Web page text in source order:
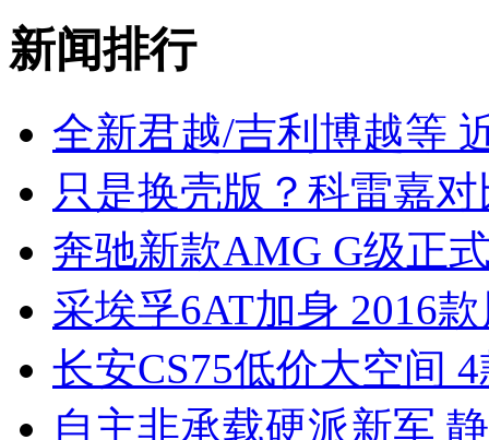
新闻排行
全新君越/吉利博越等
只是换壳版？科雷嘉
奔驰新款AMG G级正
采埃孚6AT加身 2016
长安CS75低价大空间
自主非承载硬派新军